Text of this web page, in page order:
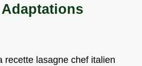
recette lasagne chef italien